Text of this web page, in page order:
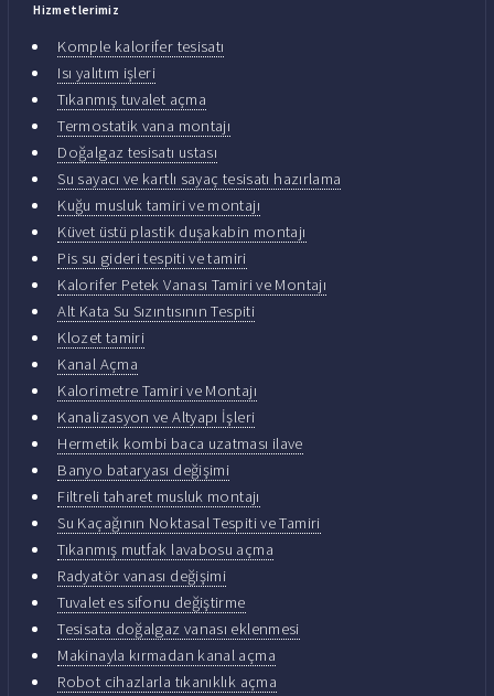
Hizmetlerimiz
Komple kalorifer tesisatı
Isı yalıtım işleri
Tıkanmış tuvalet açma
Termostatik vana montajı
Doğalgaz tesisatı ustası
Su sayacı ve kartlı sayaç tesisatı hazırlama
Kuğu musluk tamiri ve montajı
Küvet üstü plastik duşakabin montajı
Pis su gideri tespiti ve tamiri
Kalorifer Petek Vanası Tamiri ve Montajı
Alt Kata Su Sızıntısının Tespiti
Klozet tamiri
Kanal Açma
Kalorimetre Tamiri ve Montajı
Kanalizasyon ve Altyapı İşleri
Hermetik kombi baca uzatması ilave
Banyo bataryası değişimi
Filtreli taharet musluk montajı
Su Kaçağının Noktasal Tespiti ve Tamiri
Tıkanmış mutfak lavabosu açma
Radyatör vanası değişimi
Tuvalet es sifonu değiştirme
Tesisata doğalgaz vanası eklenmesi
Makinayla kırmadan kanal açma
Robot cihazlarla tıkanıklık açma